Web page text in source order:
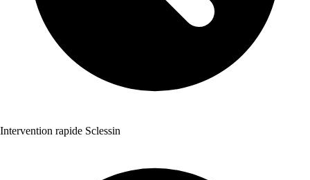
Intervention rapide Sclessin